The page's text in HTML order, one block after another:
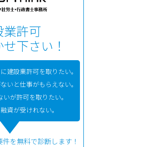
業許可
下さい！
建設業許可を取りたい。
いと仕事がもらえない。
が許可を取りたい。
資が受けれない。
を無料で診断します！